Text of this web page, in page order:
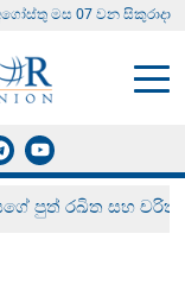
මස 07 වන සිකුරාදා
පුත් රඛිත සහ චරිත්